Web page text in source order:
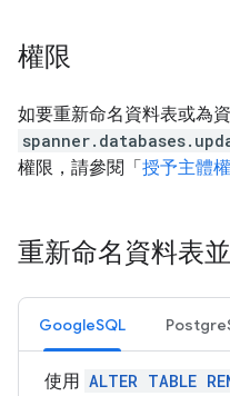
權限
如要重新命名資料表或為
權限，請參閱「授予主體
重新命名資料表
GoogleSQL
使用 ALTER TABLE